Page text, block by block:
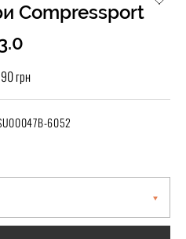
Compressport
грн
6052